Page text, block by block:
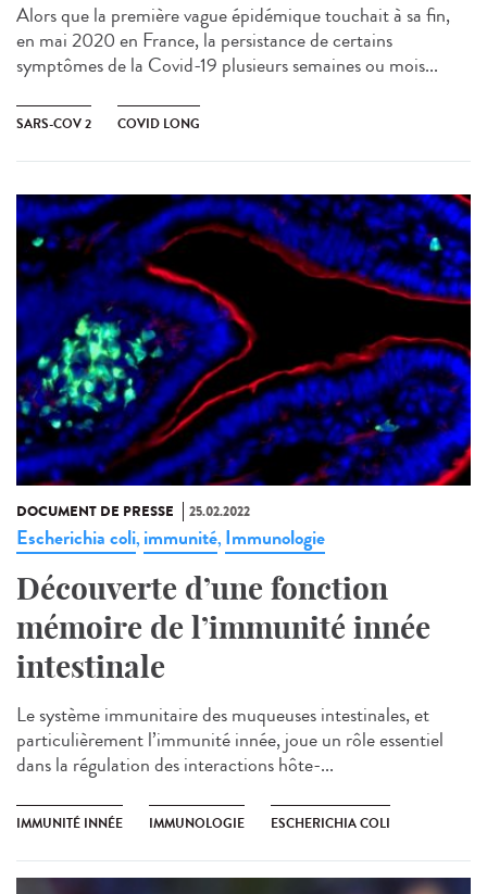
Alors que la première vague épidémique touchait à sa fin,
en mai 2020 en France, la persistance de certains
symptômes de la Covid-19 plusieurs semaines ou mois...
SARS-COV 2 COVID LONG
DOCUMENT DE PRESSE 25.02.2022
Escherichia coli, immunité, Immunologie
Découverte d’une fonction
mémoire de l’immunité innée
intestinale
Le système immunitaire des muqueuses intestinales, et
particulièrement l’immunité innée, joue un rôle essentiel
dans la régulation des interactions hôte-...
IMMUNITÉ INNÉE IMMUNOLOGIE ESCHERICHIA COLI